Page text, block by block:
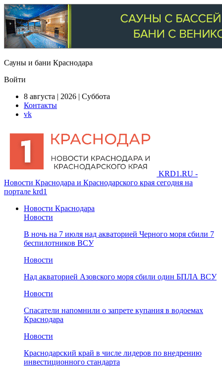
Сауны и бани Краснодара
Войти
8 августа | 2026 | Суббота
Контакты
vk
KRD1.RU -
Новости Краснодара и Краснодарского края сегодня на
портале krd1
Новости Краснодара
Новости
В ночь на 7 июля над акваторией Черного моря сбили 7
беспилотников ВСУ
Новости
Над акваторией Азовского моря сбили один БПЛА ВСУ
Новости
Спасатели напомнили о запрете купания в водоемах
Краснодара
Новости
Краснодарский край в числе лидеров по внедрению
инвестиционного стандарта